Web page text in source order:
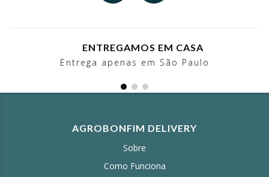
ENTREGAMOS EM CASA
Entrega apenas em São Paulo
AGROBONFIM DELIVERY
Sobre
Como Funciona